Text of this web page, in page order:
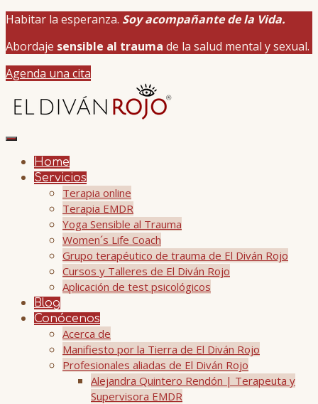
Habitar la esperanza. Soy acompañante de la Vida.
Abordaje sensible al trauma de la salud mental y sexual.
Agenda una cita
Home
Servicios
Terapia online
Terapia EMDR
Yoga Sensible al Trauma
Women´s Life Coach
Grupo terapéutico de trauma de El Diván Rojo
Cursos y Talleres de El Diván Rojo
Aplicación de test psicológicos
Blog
Conócenos
Acerca de
Manifiesto por la Tierra de El Diván Rojo
Profesionales aliadas de El Diván Rojo
Alejandra Quintero Rendón | Terapeuta y
Supervisora EMDR